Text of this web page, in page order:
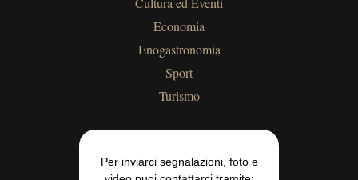
Economia
Enogastronomia
Sport
Turismo
Per inviarci segnalazioni, foto e